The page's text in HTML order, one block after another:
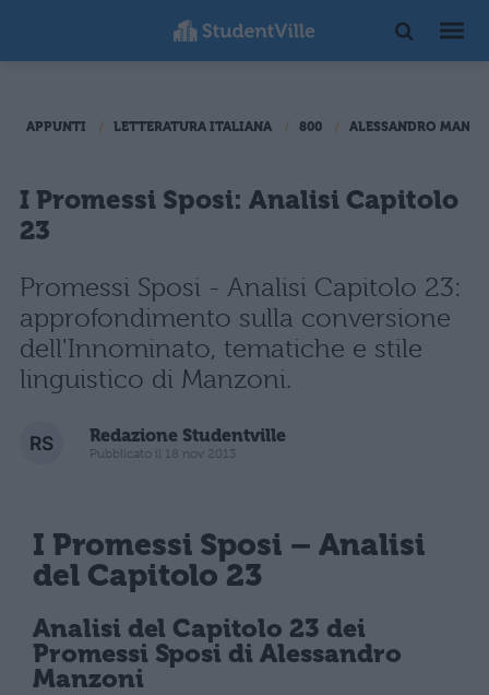
APPUNTI LETTERATURA ITALIANA 800 ALESSANDRO
I Promessi Sposi: Analisi Capitolo
23
Promessi Sposi - Analisi Capitolo 23:
approfondimento sulla conversione
dell'Innominato, tematiche e stile
linguistico di Manzoni.
Redazione Studentville
Pubblicato il 18 nov 2013
I Promessi Sposi – Analisi
del Capitolo 23
Analisi delCapitolo 23 dei
Promessi Sposi di Alessandro
Manzoni